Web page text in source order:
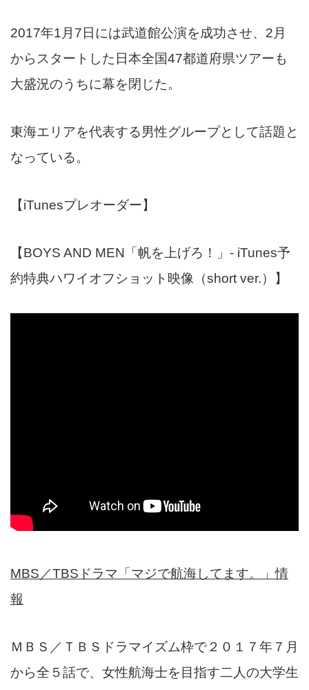
2017年1月7日には武道館公演を成功させ、2月
からスタートした日本全国47都道府県ツアーも
大盛況のうちに幕を閉じた。
東海エリアを代表する男性グループとして話題と
なっている。
【iTunesプレオーダー】
【BOYS AND MEN「帆を上げろ！」- iTunes予
約特典ハワイオフショット映像（short ver.）】
MBS／TBSドラマ「マジで航海してます。」情
報
ＭＢＳ／ＴＢＳドラマイズム枠で２０１７年７月
から全５話で、女性航海士を目指す二人の大学生